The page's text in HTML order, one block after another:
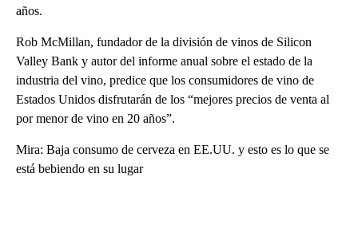
años.
Rob McMillan, fundador de la división de vinos de Silicon
Valley Bank y autor del informe anual sobre el estado de la
industria del vino, predice que los consumidores de vino de
Estados Unidos disfrutarán de los “mejores precios de venta al
por menor de vino en 20 años”.
Mira: Baja consumo de cerveza en EE.UU. y esto es lo que se
está bebiendo en su lugar